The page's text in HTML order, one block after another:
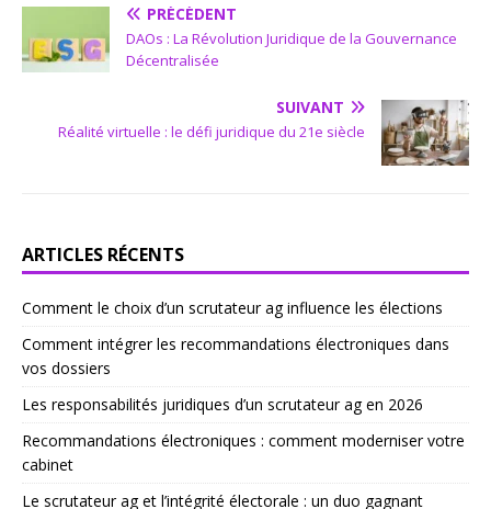
PRÉCÉDENT
DAOs : La Révolution Juridique de la Gouvernance
Décentralisée
SUIVANT
Réalité virtuelle : le défi juridique du 21e siècle
ARTICLES RÉCENTS
Comment le choix d’un scrutateur ag influence les élections
Comment intégrer les recommandations électroniques dans
vos dossiers
Les responsabilités juridiques d’un scrutateur ag en 2026
Recommandations électroniques : comment moderniser votre
cabinet
Le scrutateur ag et l’intégrité électorale : un duo gagnant